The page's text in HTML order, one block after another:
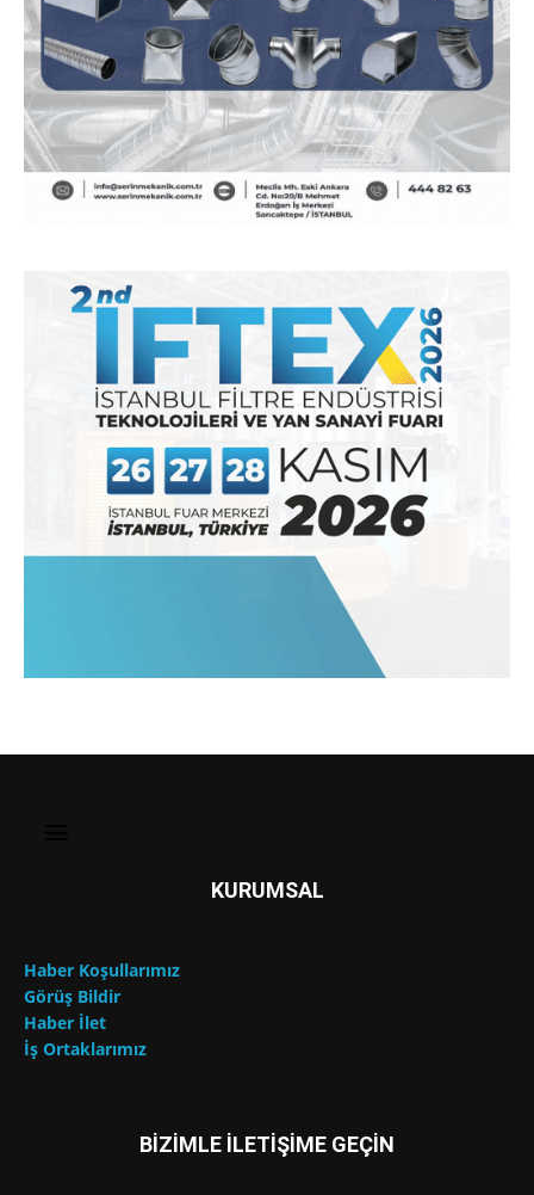
KURUMSAL
Haber Koşullarımız
Görüş Bildir
Haber İlet
İş Ortaklarımız
BİZİMLE İLETİŞİME GEÇİN